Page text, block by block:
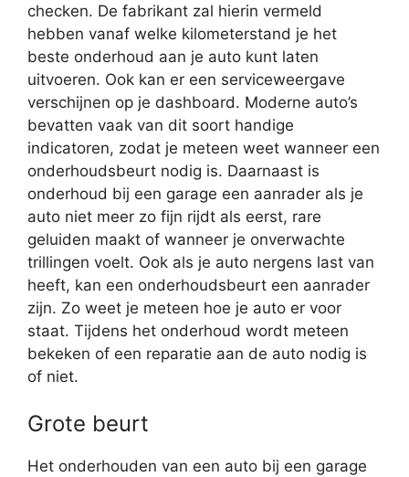
checken. De fabrikant zal hierin vermeld
hebben vanaf welke kilometerstand je het
beste onderhoud aan je auto kunt laten
uitvoeren. Ook kan er een serviceweergave
verschijnen op je dashboard. Moderne auto’s
bevatten vaak van dit soort handige
indicatoren, zodat je meteen weet wanneer een
onderhoudsbeurt nodig is. Daarnaast is
onderhoud bij een garage een aanrader als je
auto niet meer zo fijn rijdt als eerst, rare
geluiden maakt of wanneer je onverwachte
trillingen voelt. Ook als je auto nergens last van
heeft, kan een onderhoudsbeurt een aanrader
zijn. Zo weet je meteen hoe je auto er voor
staat. Tijdens het onderhoud wordt meteen
bekeken of een reparatie aan de auto nodig is
of niet.
Grote beurt
Het onderhouden van een auto bij een garage